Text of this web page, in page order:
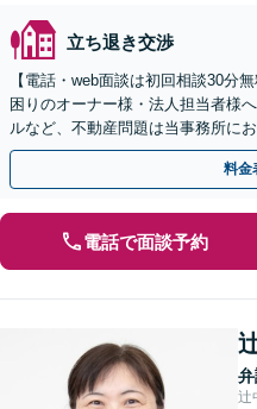
立ち退き交渉
【電話・web面談は初回相談30分
困りのオーナー様・法人担当者様
ルなど、不動産問題は当事務所に
の柔軟な対応が可能です。
料金
電話で面談予約
辻